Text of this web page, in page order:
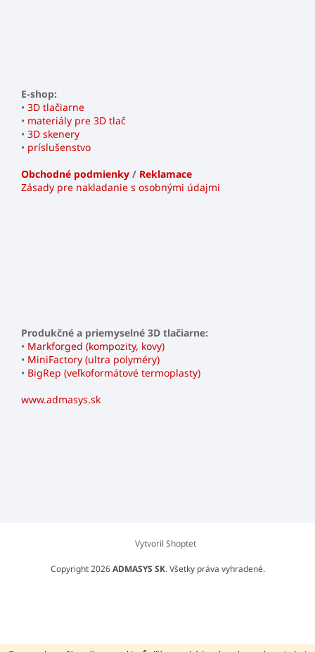
E-shop:
• 3D tlačiarne
• materiály pre 3D tlač
• 3D skenery
• príslušenstvo
Obchodné podmienky / Reklamace
Zásady pre nakladanie s osobnými údajmi
Produkčné a priemyselné 3D tlačiarne:
• Markforged (kompozity, kovy)
• MiniFactory (ultra polyméry)
• BigRep (veľkoformátové termoplasty)
www.admasys.sk
Vytvoril Shoptet
Copyright 2026ADMASYS SK. Všetky práva vyhradené.